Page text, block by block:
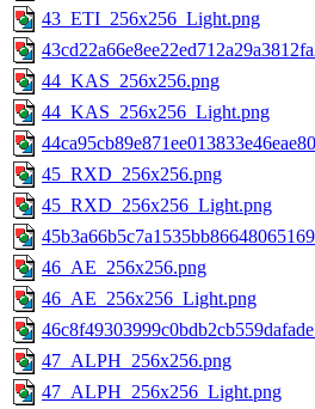
43_ETI_256x256_Light.png
44_KAS_256x256.png
44_KAS_256x256_Light.png
45_RXD_256x256.png
45_RXD_256x256_Light.png
46_AE_256x256.png
46_AE_256x256_Light.png
47_ALPH_256x256.png
47_ALPH_256x256_Light.png